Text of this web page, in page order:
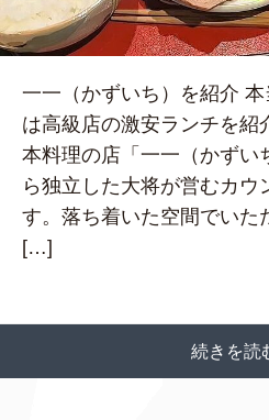
一一（かずいち）を紹介
は高級店の激安ランチを紹
本料理の店「一一（かずい
ら独立した大将が営むカウ
す。落ち着いた空間でいた
[…]
続きを